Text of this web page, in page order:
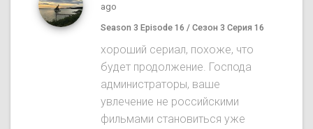
ago
Season 3 Episode 16 / Сезон 3 Серия 16
хороший сериал, похоже, что
будет продолжение. Господа
администраторы, ваше
увлечение не российскими
фильмами становиться уже